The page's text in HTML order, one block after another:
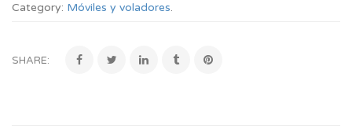
Category: Móviles y voladores.
SHARE: